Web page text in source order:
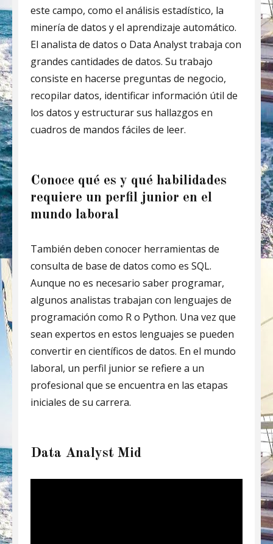
este campo, como el análisis estadístico, la
minería de datos y el aprendizaje automático.
El analista de datos o Data Analyst trabaja con
grandes cantidades de datos. Su trabajo
consiste en hacerse preguntas de negocio,
recopilar datos, identificar información útil de
los datos y estructurar sus hallazgos en
cuadros de mandos fáciles de leer.
Conoce qué es y qué habilidades
requiere un perfil junior en el
mundo laboral
También deben conocer herramientas de
consulta de base de datos como es SQL.
Aunque no es necesario saber programar,
algunos analistas trabajan con lenguajes de
programación como R o Python. Una vez que
sean expertos en estos lenguajes se pueden
convertir en científicos de datos. En el mundo
laboral, un perfil junior se refiere a un
profesional que se encuentra en las etapas
iniciales de su carrera.
Data Analyst Mid